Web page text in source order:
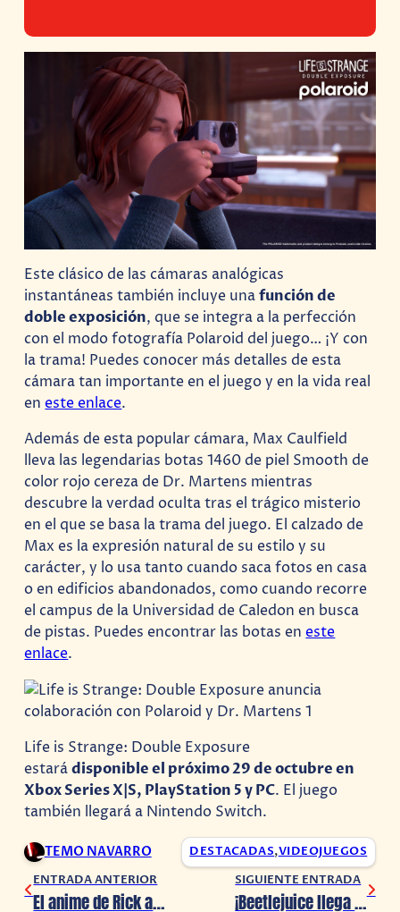
Este clásico de las cámaras analógicas
instantáneas también incluye unafunción de
doble exposición, que se integra a la perfección
con el modo fotografía Polaroid del juego… ¡Y con
la trama! Puedes conocer más detalles de esta
cámara tan importante en el juego y en la vida real
eneste enlace.
Además de esta popular cámara, Max Caulfield
lleva las legendarias botas 1460 de piel Smooth de
color rojo cereza de Dr. Martens mientras
descubre la verdad oculta tras el trágico misterio
en el que se basa la trama del juego. El calzado de
Max es la expresión natural de su estilo y su
carácter, y lo usa tanto cuando saca fotos en casa
o en edificios abandonados, como cuando recorre
el campus de la Universidad de Caledon en busca
de pistas. Puedes encontrar las botas eneste
enlace.
Life is Strange: Double Exposure
estarádisponible el próximo 29 de octubre en
Xbox Series X|S, PlayStation 5 y PC. El juego
también llegará a Nintendo Switch.
TEMO NAVARRO DESTACADAS,VIDEOJUEGOS
ENTRADA ANTERIOR
El anime de Rick and Morty llega esta semana
SIGUIENTE ENTRADA
¡Beetlejuice llega a Multiversus!